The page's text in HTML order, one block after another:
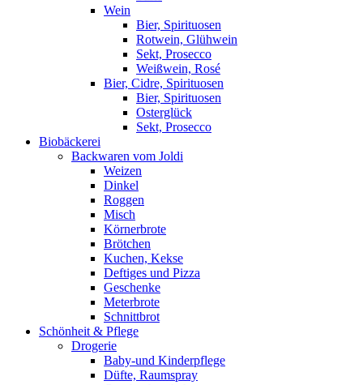
Wein
Bier, Spirituosen
Rotwein, Glühwein
Sekt, Prosecco
Weißwein, Rosé
Bier, Cidre, Spirituosen
Bier, Spirituosen
Osterglück
Sekt, Prosecco
Biobäckerei
Backwaren vom Joldi
Weizen
Dinkel
Roggen
Misch
Körnerbrote
Brötchen
Kuchen, Kekse
Deftiges und Pizza
Geschenke
Meterbrote
Schnittbrot
Schönheit & Pflege
Drogerie
Baby-und Kinderpflege
Düfte, Raumspray